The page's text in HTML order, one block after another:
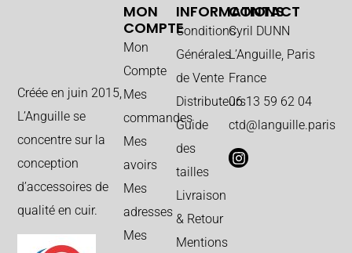
Créée en juin 2015,
L’Anguille se
concentre sur la
conception
d’accessoires de
qualité en cuir.
INFORMATIONS
Conditions
Générales
de Vente
Distributeurs
Guide
des
tailles
Livraison
& Retour
Mentions
MON
COMPTE
Mon
Compte
Mes
commandes
Mes
avoirs
Mes
adresses
Mes
CONTACT
Cyril DUNN
L’Anguille, Paris
France
06 13 59 62 04
ctd@languille.paris